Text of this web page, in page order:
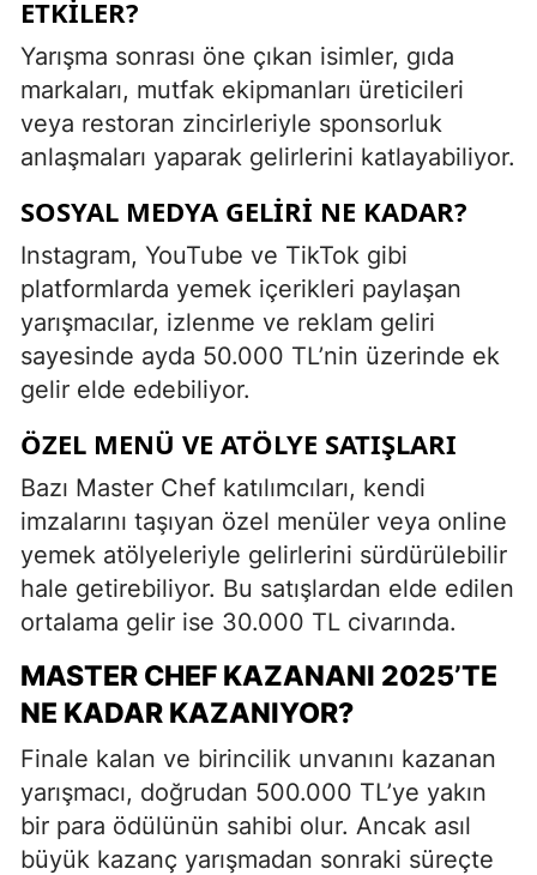
ETKILER?
Yarışma sonrası öne çıkan isimler, gıda
markaları, mutfak ekipmanları üreticileri
veya restoran zincirleriyle sponsorluk
anlaşmaları yaparak gelirlerini katlayabiliyor.
SOSYAL MEDYA GELIRI NE KADAR?
Instagram, YouTube ve TikTok gibi
platformlarda yemek içerikleri paylaşan
yarışmacılar, izlenme ve reklam geliri
sayesinde ayda 50.000 TL’nin üzerinde ek
gelir elde edebiliyor.
ÖZEL MENÜ VE ATÖLYE SATIŞLARI
Bazı Master Chef katılımcıları, kendi
imzalarını taşıyan özel menüler veya online
yemek atölyeleriyle gelirlerini sürdürülebilir
hale getirebiliyor. Bu satışlardan elde edilen
ortalama gelir ise 30.000 TL civarında.
MASTER CHEF KAZANANI 2025’TE
NE KADAR KAZANIYOR?
Finale kalan ve birincilik unvanını kazanan
yarışmacı, doğrudan 500.000 TL’ye yakın
bir para ödülünün sahibi olur. Ancak asıl
büyük kazanç yarışmadan sonraki süreçte